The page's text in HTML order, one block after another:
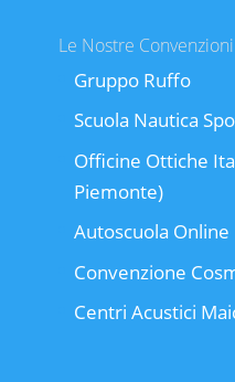
Le Nostre Convenzioni
Gruppo Ruffo
Scuola Nautica
Officine Ottiche
Piemonte)
Autoscuola Online
Convenzione
Centri Acustici